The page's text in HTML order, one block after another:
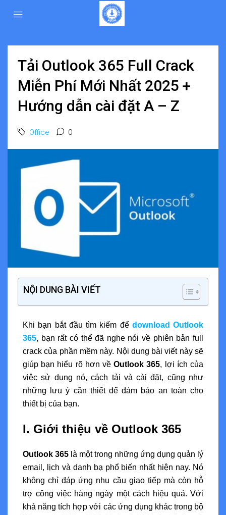
Tải Outlook 365 Full Crack
Miễn Phí Mới Nhất 2025 +
Hướng dẫn cài đặt A – Z
Office 0
NỘI DUNG BÀI VIẾT
Khi bạn bắt đầu tìm kiếm để download Outlook
365, bạn rất có thể đã nghe nói về phiên bản full
crack của phần mềm này. Nội dung bài viết này sẽ
giúp bạn hiểu rõ hơn vềOutlook 365, lợi ích của
việc sử dụng nó, cách tải và cài đặt, cũng như
những lưu ý cần thiết để đảm bảo an toàn cho
thiết bị của bạn.
I. Giới thiệu về Outlook 365
Outlook 365 là một trong những ứng dụng quản lý
email, lịch và danh bạ phổ biến nhất hiện nay. Nó
không chỉ đáp ứng nhu cầu giao tiếp mà còn hỗ
trợ công việc hàng ngày một cách hiệu quả. Với
khả năng tích hợp với các ứng dụng khác trong bộ